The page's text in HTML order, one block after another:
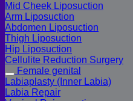
Mid Cheek Liposuction
Arm Liposuction
Abdomen Liposuction
Thigh Liposuction
Hip Liposuction
Cellulite Reduction Surgery
Female genital
Labiaplasty (Inner Labia)
Labia Repair